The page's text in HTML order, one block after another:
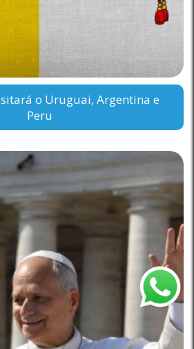
o Uruguai, Argentina e
Peru